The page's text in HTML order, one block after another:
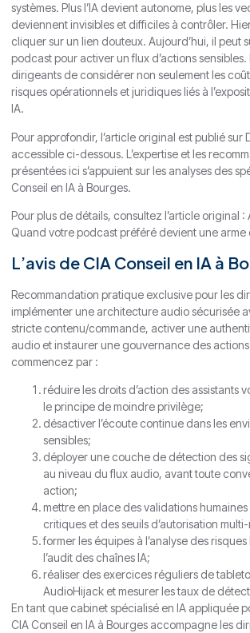
systèmes. Plus l’IA devient autonome, plus les
deviennent invisibles et difficiles à contrôler.
cliquer sur un lien douteux. Aujourd’hui, il peut
podcast pour activer un flux d’actions sensibles.
dirigeants de considérer non seulement les
risques opérationnels et juridiques liés à
IA.
Pour approfondir, l’article original est publié sur
accessible ci-dessous. L’expertise et les
présentées ici s’appuient sur les analyses des
Conseil en IA à Bourges.
Pour plus de détails, consultez l’article original :
Quand votre podcast préféré devient une arme
L’avis de CIA Conseil en IA à
Recommandation pratique exclusive pour les
implémenter une architecture audio sécurisée
stricte contenu/commande, activer une
audio et instaurer une gouvernance des
commencez par :
réduire les droits d’action des assistants
le principe de moindre privilège;
désactiver l’écoute continue dans les
sensibles;
déployer une couche de détection des
au niveau du flux audio, avant toute
action;
mettre en place des validations
critiques et des seuils d’autorisation
former les équipes à l’analyse des risques
l’audit des chaînes IA;
réaliser des exercices réguliers de
AudioHijack et mesurer les taux de
En tant que cabinet spécialisé en IA appliquée
CIA Conseil en IA à Bourges accompagne les